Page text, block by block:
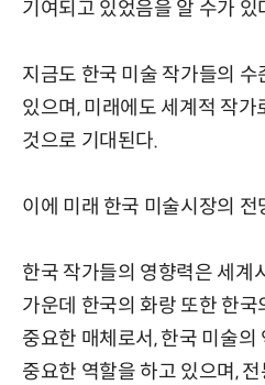
기여되고 있었음을 알 수가 있
지금도 한국 미술 작가들의
있으며, 미래에도 세계적 작
것으로 기대된다.
이에 미래 한국 미술시장의 전
한국 작가들의 영향력은 세계
가운데 한국의 화랑 또한 한
중요한 매체로서, 한국 미술
중요한 역할을 하고 있으며,